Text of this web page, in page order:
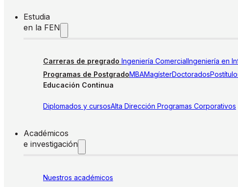
Estudia
en la FEN
Carreras de pregrado Ingeniería ComercialIngeniería en
Programas de PostgradoMBAMagísterDoctorados
Educación Continua
Diplomados y cursosAlta Dirección Programas Corporativos
Académicos
e investigación
Nuestros académicos